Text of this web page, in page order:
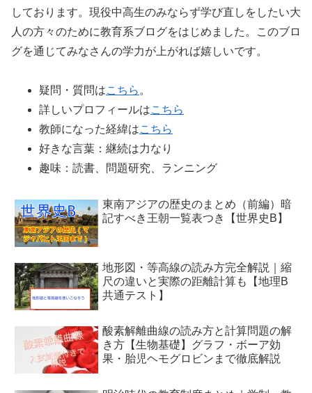
しております。現役中高生のみならず学び直しをしたい大
人の方々のために教育系ブログをはじめました。このブロ
グを通じてみなさんの学力が上がれば嬉しいです。
疑問・質問はこちら 。
詳しいプロフィールはこちら
教師になった経緯はこちら
好きな言葉：継続は力なり
趣味：読書、問題研究、ランニング
東南アジアの歴史のまとめ（前編）暗
記すべき王朝一覧表つき【世界史B】
地形図・等高線の読み方完全解説｜縮
尺の違いと実際の距離計算も【地理B
共通テスト】
酸素解離曲線の読み方と計算問題の解
き方【生物基礎】グラフ・ボーア効
果・胎児ヘモグロビンまで徹底解説